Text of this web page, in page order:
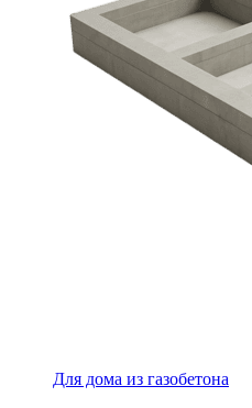
Для дома из газобетона